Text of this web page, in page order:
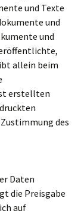
und Texte
und
und
allein beim
erstellten
des
Daten
die Preisgabe
auf